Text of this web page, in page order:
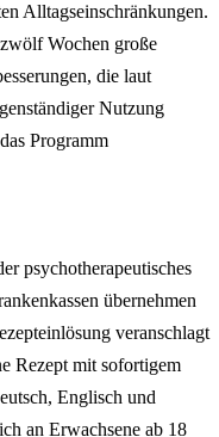
Alltagseinschränkungen.
Wochen große
die laut
Nutzung
Programm
psychotherapeutisches
übernehmen
veranschlagt
Rezept mit sofortigem
Englisch und
an Erwachsene ab 18